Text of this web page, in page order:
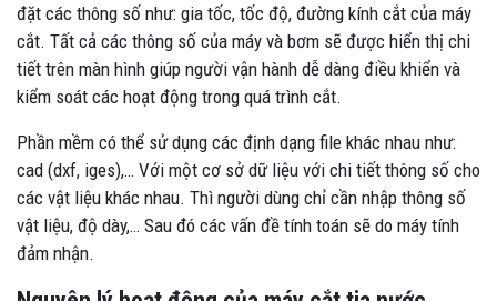
đặt các thông số như: gia tốc, tốc độ, đường kính cắt của máy
cắt. Tất cả các thông số của máy và bơm sẽ được hiển thị chi
tiết trên màn hình giúp người vận hành dễ dàng điều khiển và
kiểm soát các hoạt động trong quá trình cắt.
Phần mềm có thể sử dụng các định dạng file khác nhau như:
cad (dxf, iges),… Với một cơ sở dữ liệu với chi tiết thông số cho
các vật liệu khác nhau. Thì người dùng chỉ cần nhập thông số
vật liệu, độ dày,… Sau đó các vấn đề tính toán sẽ do máy tính
đảm nhận.